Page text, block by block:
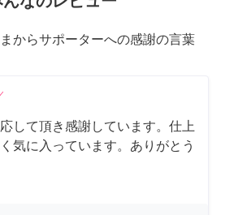
からサポーターへの感謝の言葉
して頂き感謝しています。仕上
気に入っています。ありがとう